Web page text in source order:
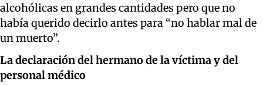
alcohólicas en grandes cantidades pero que no
había querido decirlo antes para “no hablar mal de
un muerto”.
La declaración del hermano de la víctima y del
personal médico